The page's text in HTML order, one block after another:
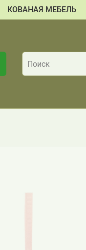
КОВАНАЯ МЕБЕЛЬ